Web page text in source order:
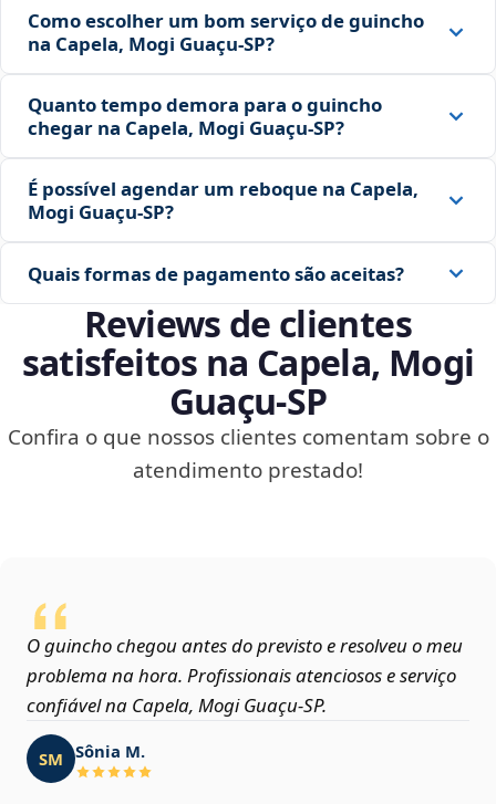
Como escolher um bom serviço de guincho
na Capela, Mogi Guaçu‑SP?
Quanto tempo demora para o guincho
chegar na Capela, Mogi Guaçu‑SP?
É possível agendar um reboque na Capela,
Mogi Guaçu‑SP?
Quais formas de pagamento são aceitas?
Reviews de clientes
satisfeitos na Capela, Mogi
Guaçu‑SP
Confira o que nossos clientes comentam sobre o
atendimento prestado!
O guincho chegou antes do previsto e resolveu o meu
problema na hora. Profissionais atenciosos e serviço
confiável na Capela, Mogi Guaçu‑SP.
SM Sônia M.